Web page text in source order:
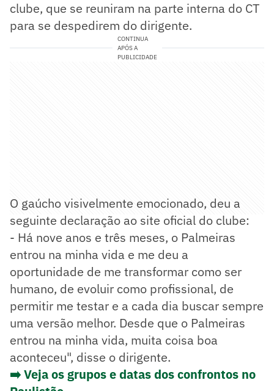
clube, que se reuniram na parte interna do CT
para se despedirem do dirigente.
CONTINUA
APÓS A
PUBLICIDADE
O gaúcho visivelmente emocionado, deu a
seguinte declaração ao site oficial do clube:
- Há nove anos e três meses, o Palmeiras
entrou na minha vida e me deu a
oportunidade de me transformar como ser
humano, de evoluir como profissional, de
permitir me testar e a cada dia buscar sempre
uma versão melhor. Desde que o Palmeiras
entrou na minha vida, muita coisa boa
aconteceu", disse o dirigente.
➡️ Veja os grupos e datas dos confrontos no